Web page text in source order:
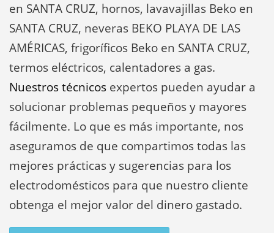
en SANTA CRUZ, hornos, lavavajillas Beko en
SANTA CRUZ, neveras BEKO PLAYA DE LAS
AMÉRICAS, frigoríficos Beko en SANTA CRUZ,
termos eléctricos, calentadores a gas.
Nuestros técnicos expertos pueden ayudar a
solucionar problemas pequeños y mayores
fácilmente. Lo que es más importante, nos
aseguramos de que compartimos todas las
mejores prácticas y sugerencias para los
electrodomésticos para que nuestro cliente
obtenga el mejor valor del dinero gastado.